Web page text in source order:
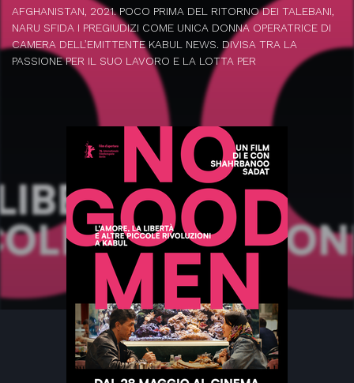
AFGHANISTAN, 2021. POCO PRIMA DEL RITORNO DEI TALEBANI,
NARU SFIDA I PREGIUDIZI COME UNICA DONNA OPERATRICE DI
CAMERA DELL’EMITTENTE KABUL NEWS. DIVISA TRA LA
PASSIONE PER IL SUO LAVORO E LA LOTTA PER